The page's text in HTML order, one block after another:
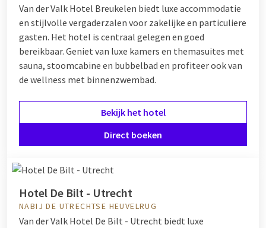
Van der Valk Hotel Breukelen biedt luxe accommodatie
en stijlvolle vergaderzalen voor zakelijke en particuliere
gasten. Het hotel is centraal gelegen en goed
bereikbaar. Geniet van luxe kamers en themasuites met
sauna, stoomcabine en bubbelbad en profiteer ook van
de wellness met binnenzwembad.
Bekijk het hotel
Direct boeken
Hotel De Bilt - Utrecht
NABIJ DE UTRECHTSE HEUVELRUG
Van der Valk Hotel De Bilt - Utrecht biedt luxe